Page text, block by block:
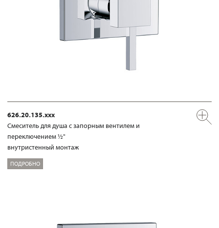
626.20.135.xxx
Смеситель для душа с запорным вентилем и
переключением ½"
внутристенный монтаж
ПОДРОБНО